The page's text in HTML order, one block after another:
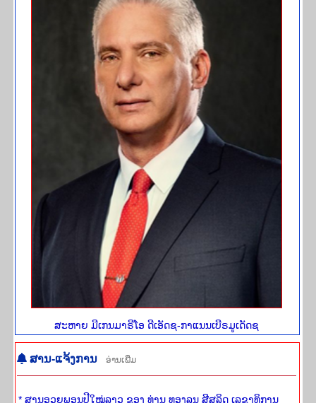
ສະ​ຫາຍ ມີເກນມາຣີໂອ ດີເອັດຊ-ກາແນນເບີຣມູເດັດຊ
ສານ-ແຈ້​ງ​ການ ອ່ານ​ເພີ່​ມ
* ສານອວຍພອນປີໃໝ່ລາວ ຂອງ ທ່ານ ທອງລຸນ ສີສຸລິດ ເລຂາທິການ